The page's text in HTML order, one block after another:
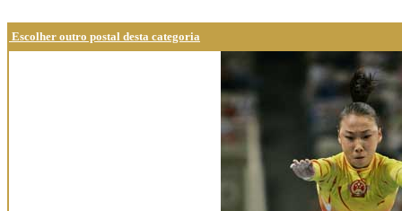
Escolher outro postal desta categoria